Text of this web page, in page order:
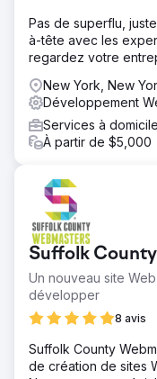
Pas de superflu,
à-tête avec les
regardez votre
New York, New
Développement
Services à
À partir de $5,000
Suffolk
Un nouveau site
développer
8 avis
Suffolk County
de création de sites